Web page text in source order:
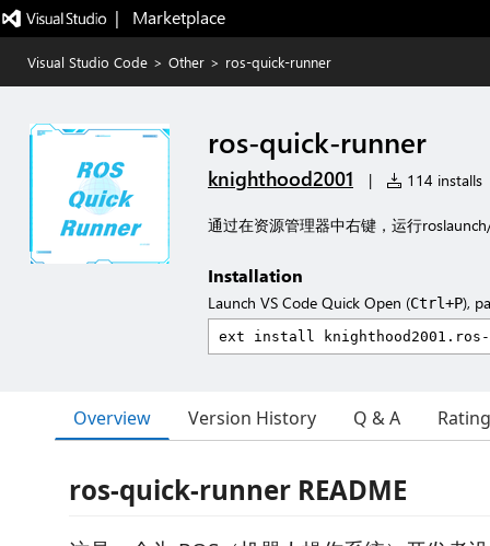
|   Marketplace
Visual Studio Code > Other > ros-quick-runner
ros-quick-runner
knighthood2001 | 114 installs
通过在资源管理器中右键，运行
Installation
Launch VS Code Quick Open (Ctrl+P),
Overview Version History Q & A
ros-quick-runner README